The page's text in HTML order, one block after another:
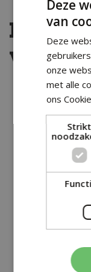
Kijk
KINDEREN
Deze
van
Deze
onze
met alle
ons
Strikt